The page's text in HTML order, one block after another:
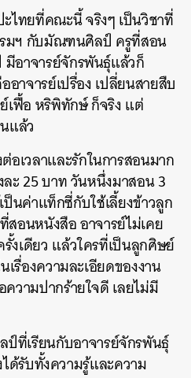
ไทยที่คณะนี้ จริงๆ เป็นวิชาที่
มฯ กับมัณฑนศิลป์ ครูที่สอน
อาจารย์จักรพันธุ์แล้วก็
าจารย์เปรื่อง เปลี่ยนสายสืบ
เฟื้อ หริพิทักษ์ ก็จริง แต่
แล้ว
อเวลาและรักในการสอนมาก
ะ 25 บาท วันหนึ่งมาสอน 3
ป็นค่าแท็กซี่กับใช้เลี้ยงข้าวลูก
อนหนังสือ อาจารย์ไม่เคย
เดียว แล้วใครที่เป็นลูกศิษย์
รื่องความละเอียดของงาน
วามปากร้ายใจดี เลยไม่มี
เรียนกับอาจารย์จักรพันธุ์
ด้รับทั้งความรู้และความ